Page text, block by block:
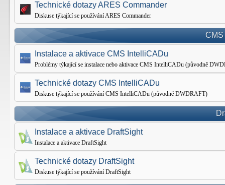
Technické dotazy ARES Commander
Diskuse týkající se používání ARES Commander
Instalace a aktivace CMS IntelliCADu
Problémy týkající se instalace nebo aktivace CMS IntelliCADu (původně
Technické dotazy CMS IntelliCADu
Diskuse týkající se používání CMS IntelliCADu (původně DWDRAFT)
Instalace a aktivace DraftSight
Instalace a aktivace DraftSight
Technické dotazy DraftSight
Diskuse týkající se používání DraftSight